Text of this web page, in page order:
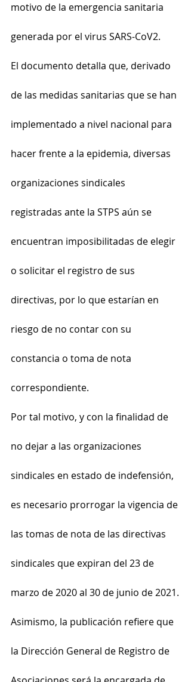
motivo de la emergencia sanitaria
generada por el virus SARS-CoV2.
El documento detalla que, derivado
de las medidas sanitarias que se han
implementado a nivel nacional para
hacer frente a la epidemia, diversas
organizaciones sindicales
registradas ante la STPS aún se
encuentran imposibilitadas de elegir
o solicitar el registro de sus
directivas, por lo que estarían en
riesgo de no contar con su
constancia o toma de nota
correspondiente.
Por tal motivo, y con la finalidad de
no dejar a las organizaciones
sindicales en estado de indefensión,
es necesario prorrogar la vigencia de
las tomas de nota de las directivas
sindicales que expiran del 23 de
marzo de 2020 al 30 de junio de 2021.
Asimismo, la publicación refiere que
la Dirección General de Registro de